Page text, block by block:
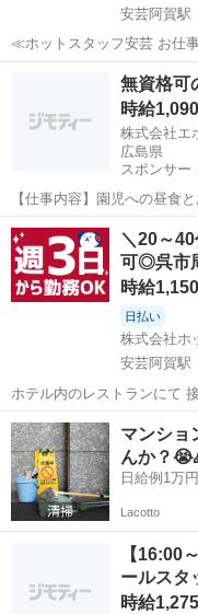
安芸阿賀駅
≪ホットスタッフ安芸 お仕
接客業務をお任せします! ＼
ら、 席へご案内する (2)最...
安芸阿賀駅 フ
無資格可
時給
広島県
スポンサー
【仕事内容】園児への昼食
名で提供予定です。 食材の
なります。 株式会社エポカ
いる施設で就業していただ
アルバイト・パート
＼20～
可◎呉市
時給
日払い
株式会社ホ
安芸阿賀駅
ホテル内のレストランにて
こんなお仕事。★
がご来店されたら、 席へご案内する (2)最初にお飲み物のご注文を 伺
って提供する ...
広島 安芸阿賀駅
マンショ
んか？
Lacotto
【16:00
ールスタ
時給